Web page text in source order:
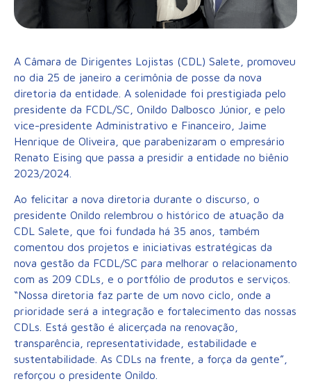
A Câmara de Dirigentes Lojistas (CDL) Salete, promoveu
no dia 25 de janeiro a cerimônia de posse da nova
diretoria da entidade. A solenidade foi prestigiada pelo
presidente da FCDL/SC, Onildo Dalbosco Júnior, e pelo
vice-presidente Administrativo e Financeiro, Jaime
Henrique de Oliveira, que parabenizaram o empresário
Renato Eising que passa a presidir a entidade no biênio
2023/2024.
Ao felicitar a nova diretoria durante o discurso, o
presidente Onildo relembrou o histórico de atuação da
CDL Salete, que foi fundada há 35 anos, também
comentou dos projetos e iniciativas estratégicas da
nova gestão da FCDL/SC para melhorar o relacionamento
com as 209 CDLs, e o portfólio de produtos e serviços.
“Nossa diretoria faz parte de um novo ciclo, onde a
prioridade será a integração e fortalecimento das nossas
CDLs. Está gestão é alicerçada na renovação,
transparência, representatividade, estabilidade e
sustentabilidade. As CDLs na frente, a força da gente”,
reforçou o presidente Onildo.